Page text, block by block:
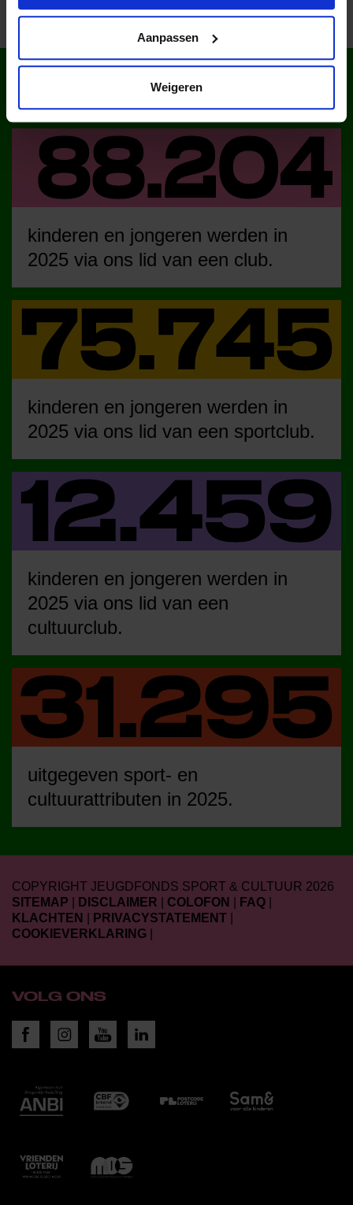
Aanpassen
Weigeren
WIST JE DAT IN
NEDERLAND?
kinderen en jongeren werden in
2025 via ons lid van een club.
kinderen en jongeren werden in
2025 via ons lid van een sportclub.
kinderen en jongeren werden in
2025 via ons lid van een
cultuurclub.
uitgegeven sport- en
cultuurattributen in 2025.
COPYRIGHT JEUGDFONDS SPORT & CULTUUR 2026
SITEMAP
DISCLAIMER COLOFON FAQ
KLACHTEN
PRIVACYSTATEMENT
COOKIEVERKLARING
VOLG ONS